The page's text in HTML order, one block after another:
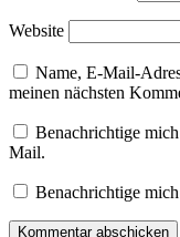
Website
Name, E-Mail-
meinen nächsten
Benachrichtige
Mail.
Benachrichtige